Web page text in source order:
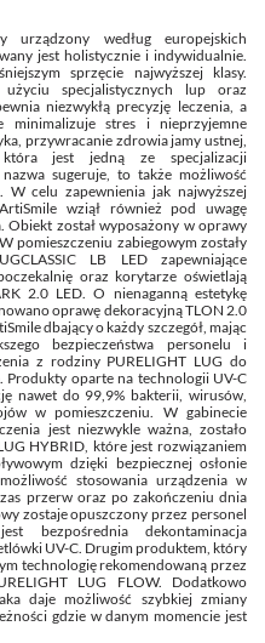
urządzony według europejskich
jest holistycznie i indywidualnie.
sprzęcie najwyższej klasy.
specjalistycznych lup oraz
niezwykłą precyzję leczenia, a
minimalizuje stres i nieprzyjemne
przywracanie zdrowia jamy ustnej,
jest jedną ze specjalizacji
sugeruje, to także możliwość
W celu zapewnienia jak najwyższej
wziął również pod uwagę
Obiekt został wyposażony w oprawy
pomieszczeniu zabiegowym zostały
LB LED zapewniające
oraz korytarze oświetlają
2.0 LED. O nienaganną estetykę
oprawę dekoracyjną TLON 2.0
dbający o każdy szczegół, mając
bezpieczeństwa personelu i
z rodziny PURELIGHT LUG do
oparte na technologii UV-C
nawet do 99,9% bakterii, wirusów,
w pomieszczeniu. W gabinecie
jest niezwykle ważna, zostało
HYBRID, które jest rozwiązaniem
dzięki bezpiecznej osłonie
stosowania urządzenia w
przerw oraz po zakończeniu dnia
zostaje opuszczony przez personel
bezpośrednia dekontaminacja
UV-C. Drugim produktem, który
technologię rekomendowaną przez
LUG FLOW. Dodatkowo
daje możliwość szybkiej zmiany
gdzie w danym momencie jest